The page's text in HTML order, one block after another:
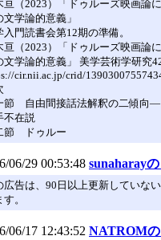
亘（2023）「ドゥルーズ映画論
文学論的意義」
入門読書会第12期の準備。
亘（2023）「ドゥルーズ映画論
文学論的意義」 美学芸術学研究
cir.nii.ac.jp/crid/
節 自由間接話法解釈の二傾向―
不在説
節 ドゥルー
06/29 00:53:48 sunaharay
広告は、90日以上更新していな
。
06/17 12:43:52 NATROM